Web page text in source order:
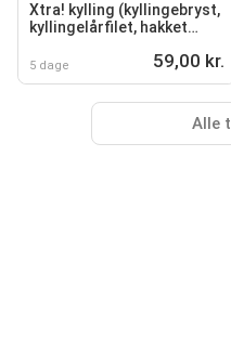
Xtra! kylling (kyllingebryst,
kyllingelårfilet, hakket
5 dage 59,00 kr.
Alle